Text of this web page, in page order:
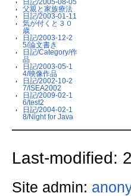
父親と家族療法
日記/2003-01-11
気が付くと３０
歳
日記/2003-12-2
5/論文書き
日記/Category/作
品
日記/2003-05-1
4/映像作品
日記/2002-10-2
7/ISEA2002
日記/2009-02-1
6/test2
日記/2004-02-1
8/Night for Java
Last-modified:
Site admin: